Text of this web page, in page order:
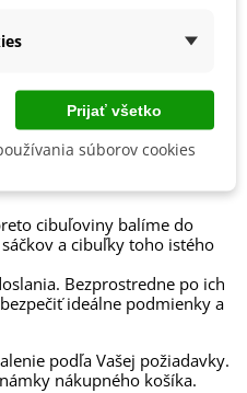
názvom, obrázkom a
cibuľoviny balíme do
a cibuľky toho istého
Bezprostredne po ich
ideálne podmienky a
podľa Vašej požiadavky.
nákupného košíka.
Prijať všetko
súborov cookies